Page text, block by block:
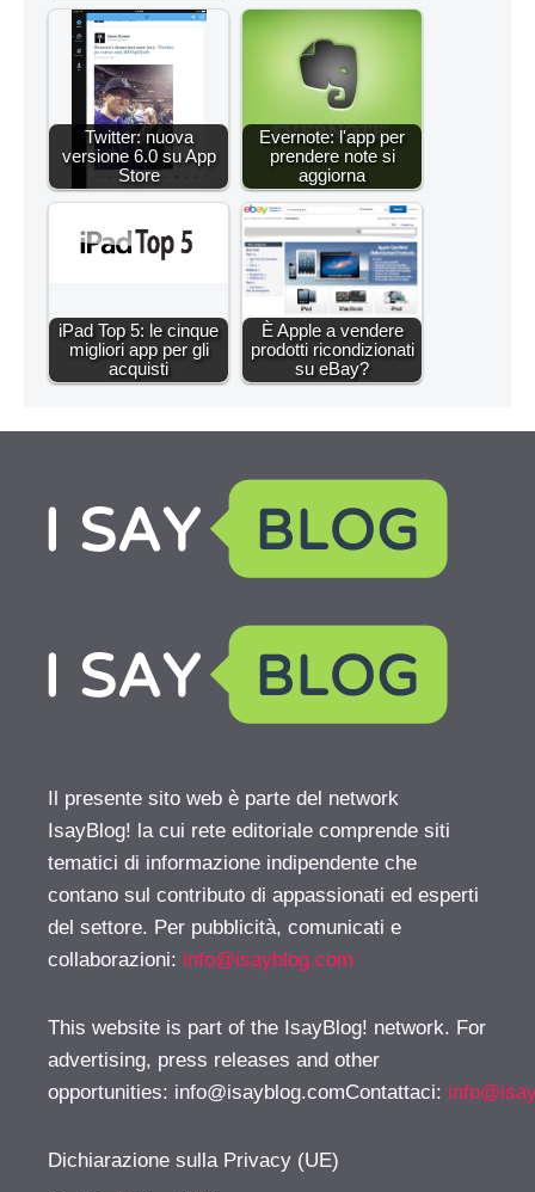
Twitter: nuova
versione 6.0 su App
Store
Evernote: l'app per
prendere note si
aggiorna
iPad Top 5: le cinque
migliori app per gli
acquisti
È Apple a vendere
prodotti ricondizionati
su eBay?
Il presente sito web è parte del network
IsayBlog! la cui rete editoriale comprende siti
tematici di informazione indipendente che
contano sul contributo di appassionati ed esperti
del settore. Per pubblicità, comunicati e
collaborazioni: info@isayblog.com
This website is part of the IsayBlog! network. For
advertising, press releases and other
opportunities: info@isayblog.comContattaci:
Dichiarazione sulla Privacy (UE)